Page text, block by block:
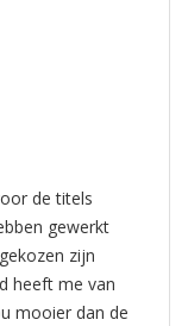
de titels
gewerkt
zijn
heeft me van
mooier dan de